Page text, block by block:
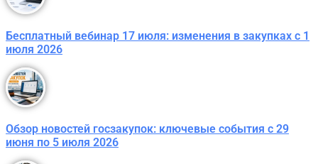
Бесплатный вебинар 17 июля: изменения в закупках с 1
июля 2026
Обзор новостей госзакупок: ключевые события с 29
июня по 5 июля 2026